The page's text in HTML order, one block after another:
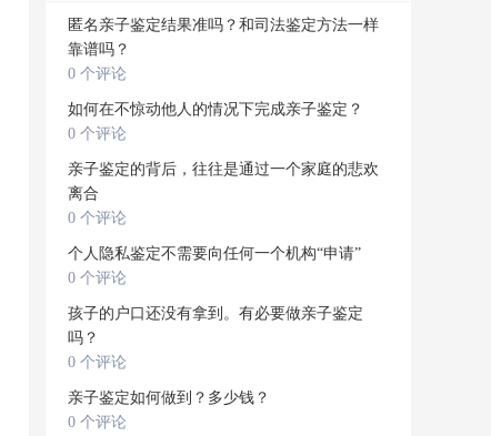
匿名亲子鉴定结果准吗？和司法鉴定方法一样
靠谱吗？
0 个评论
如何在不惊动他人的情况下完成亲子鉴定？
0 个评论
亲子鉴定的背后，往往是通过一个家庭的悲欢
离合
0 个评论
个人隐私鉴定不需要向任何一个机构“申请”
0 个评论
孩子的户口还没有拿到。有必要做亲子鉴定
吗？
0 个评论
亲子鉴定如何做到？多少钱？
0 个评论